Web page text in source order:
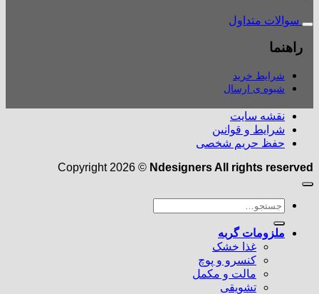
سوالات متداول
راهنما
شرایط خرید
شیوه ی ارسال
نقشه سایت
شرایط و قوانین
حفظ حریم شخصی
Copyright 2026 © Ndesigners All rights reserved
جستجو
ملزومات گربه
غذا خشک
کنسرو و پوچ
مالت و مکمل
تشویقی